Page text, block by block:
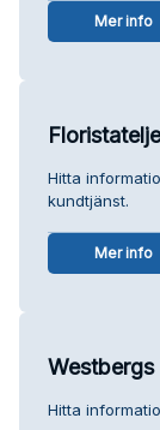
Mer info
Hitta
kundtjänst.
Mer info
Hitta